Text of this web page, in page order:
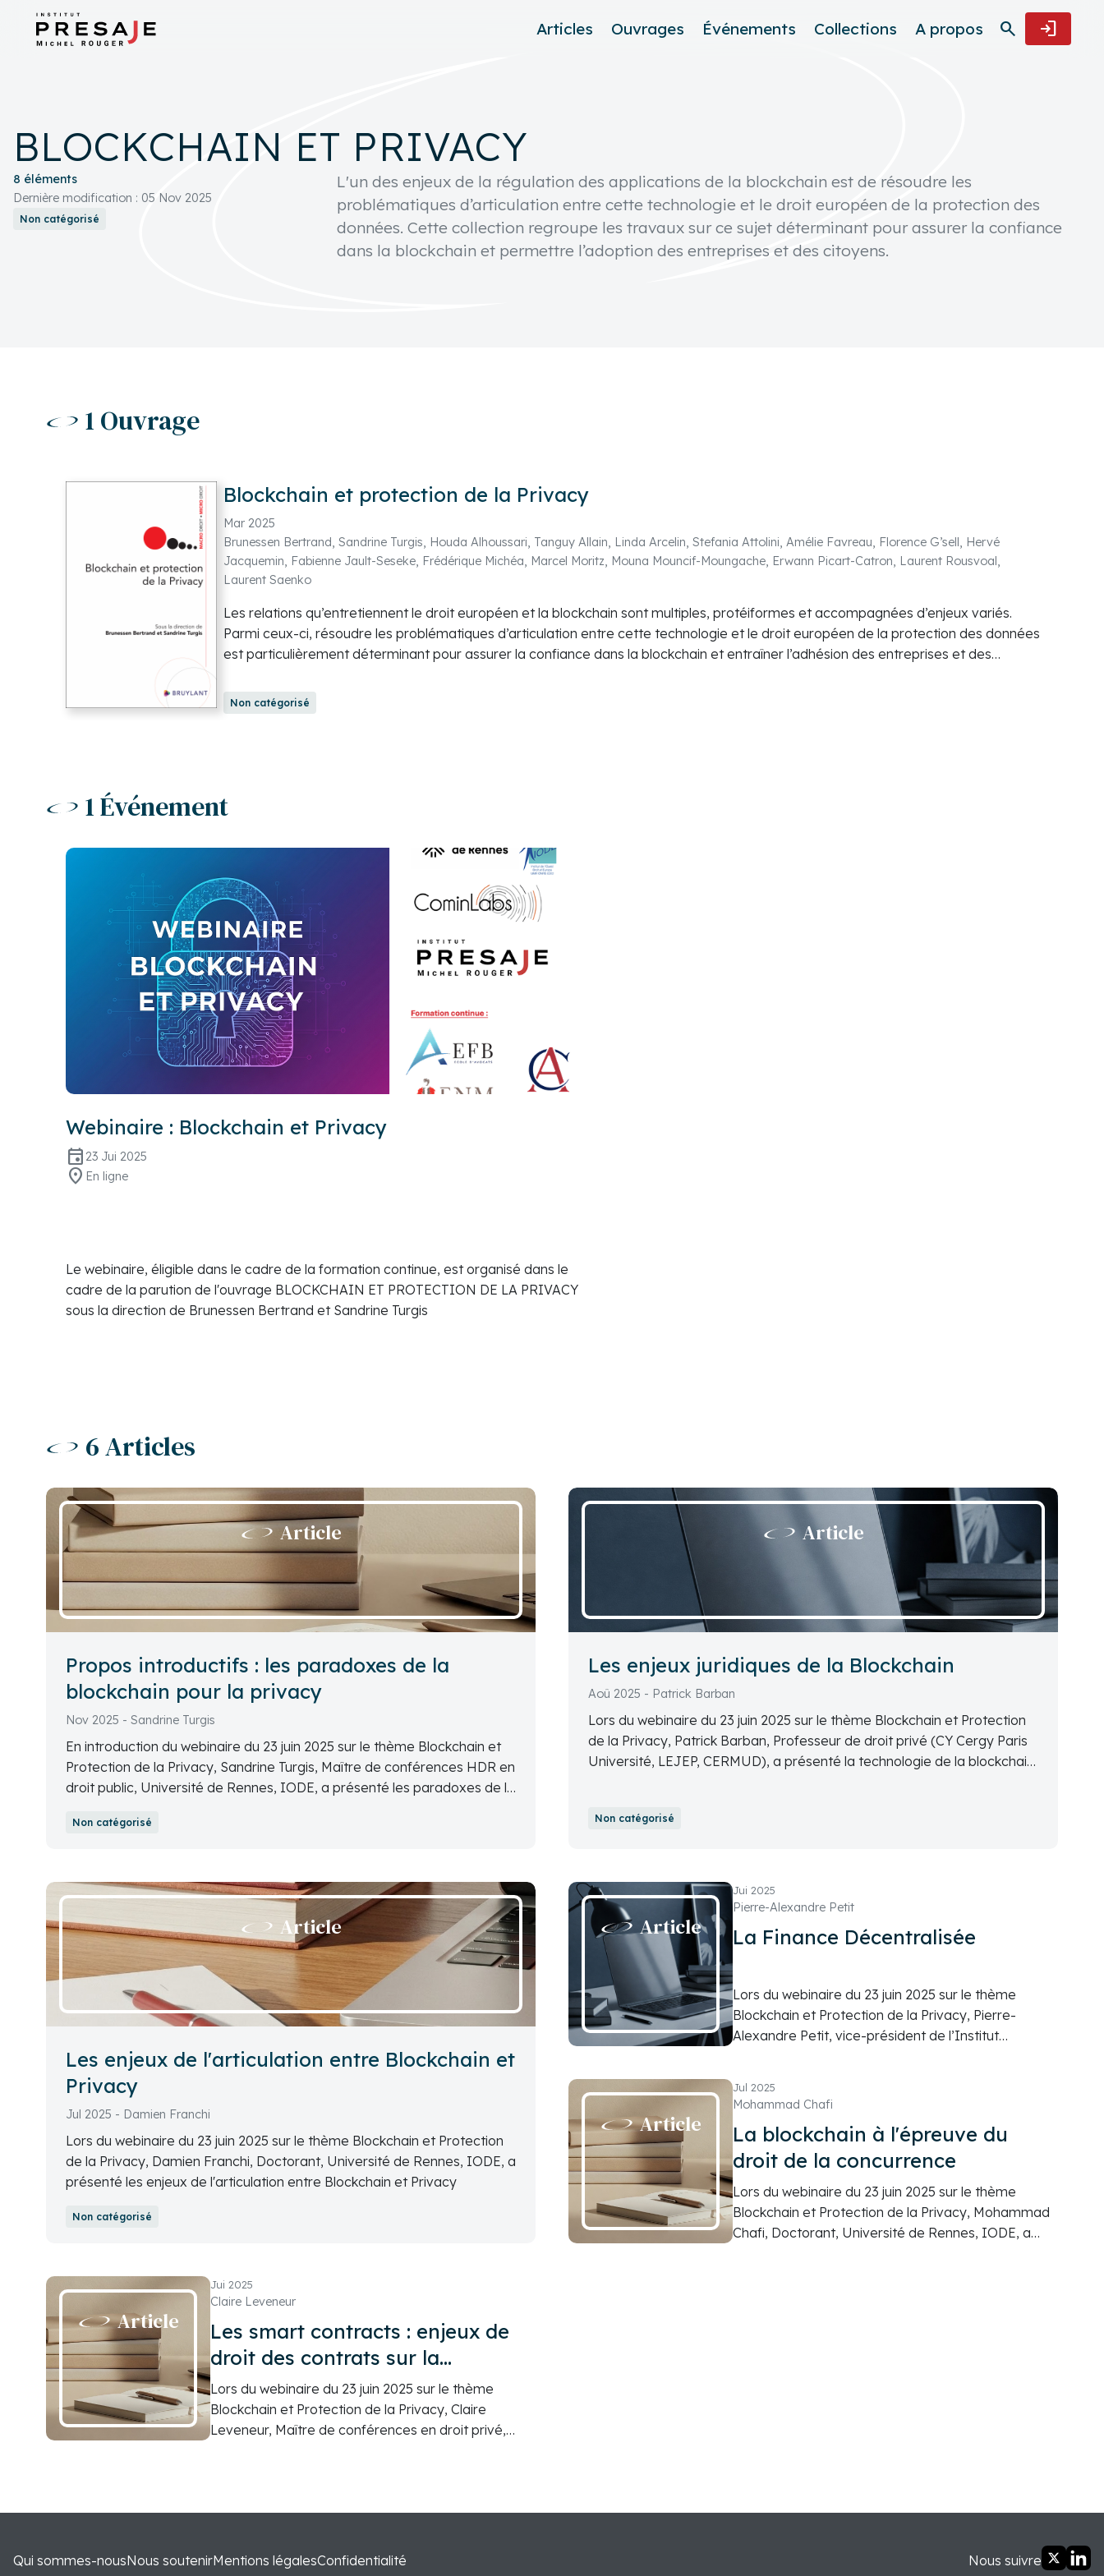
Articles Ouvrages Événements Collections A propos search
login
BLOCKCHAIN ET PRIVACY
8 éléments
Dernière modification : 05 Nov 2025
Non catégorisé
L'un des enjeux de la régulation des applications de la blockchain est de résoudre les
problématiques d’articulation entre cette technologie et le droit européen de la protection des
données. Cette collection regroupe les travaux sur ce sujet déterminant pour assurer la confiance
dans la blockchain et permettre l’adoption des entreprises et des citoyens.
1 Ouvrage
Blockchain et protection de la Privacy
Mar 2025
Brunessen Bertrand, Sandrine Turgis, Houda Alhoussari, Tanguy Allain, Linda Arcelin, Stefania Attolini, Amélie Favreau, Florence G’sell, Hervé
Jacquemin, Fabienne Jault-Seseke, Frédérique Michéa, Marcel Moritz, Mouna Mouncif-Moungache, Erwann Picart-Catron, Laurent Rousvoal,
Laurent Saenko
Les relations qu’entretiennent le droit européen et la blockchain sont multiples, protéiformes et accompagnées d’enjeux variés.
Parmi ceux-ci, résoudre les problématiques d’articulation entre cette technologie et le droit européen de la protection des données
est particulièrement déterminant pour assurer la confiance dans la blockchain et entraîner l’adhésion des entreprises et des
Non catégorisé
1 Événement
Webinaire : Blockchain et Privacy
event23 Jui 2025
location_on En ligne
Le webinaire, éligible dans le cadre de la formation continue, est organisé dans le
cadre de la parution de l'ouvrage BLOCKCHAIN ET PROTECTION DE LA PRIVACY
sous la direction de Brunessen Bertrand et Sandrine Turgis
6 Articles
Article
Propos introductifs : les paradoxes de la
blockchain pour la privacy
Nov 2025 - Sandrine Turgis
En introduction du webinaire du 23 juin 2025 sur le thème Blockchain et
Protection de la Privacy, Sandrine Turgis, Maître de conférences HDR en
droit public, Université de Rennes, IODE, a présenté les paradoxes de la
Non catégorisé
Article
Les enjeux juridiques de la Blockchain
Aoû 2025 - Patrick Barban
Lors du webinaire du 23 juin 2025 sur le thème Blockchain et Protection
de la Privacy, Patrick Barban, Professeur de droit privé (CY Cergy Paris
Université, LEJEP, CERMUD), a présenté la technologie de la blockchain
Non catégorisé
Article
Les enjeux de l'articulation entre Blockchain et
Privacy
Jul 2025 - Damien Franchi
Lors du webinaire du 23 juin 2025 sur le thème Blockchain et Protection
de la Privacy, Damien Franchi, Doctorant, Université de Rennes, IODE, a
présenté les enjeux de l'articulation entre Blockchain et Privacy
Non catégorisé
Article
Jui 2025
Pierre-Alexandre Petit
La Finance Décentralisée
Lors du webinaire du 23 juin 2025 sur le thème
Blockchain et Protection de la Privacy, Pierre-
Alexandre Petit, vice-président de l’Institut
décentralisée (DéFi) et de la tokenisation.
Article
Jul 2025
Mohammad Chafi
La blockchain à l'épreuve du
droit de la concurrence
Lors du webinaire du 23 juin 2025 sur le thème
Blockchain et Protection de la Privacy, Mohammad
Chafi, Doctorant, Université de Rennes, IODE, a
Article
Jui 2025
Claire Leveneur
Les smart contracts : enjeux de
droit des contrats sur la
blockchain
Lors du webinaire du 23 juin 2025 sur le thème
Blockchain et Protection de la Privacy, Claire
Leveneur, Maître de conférences en droit privé,
Qui sommes-nousNous soutenirMentions légalesConfidentialité Nous suivre